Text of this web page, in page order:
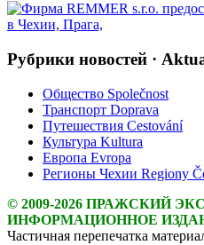
Рубрики новостей ·
Общество Společnost
Транспорт Doprava
Путешествия Cestování
Культура Kultura
Европа Evropa
Регионы Чехии Regiony
© 2009-2026 ПРАЖСКИЙ
ИНФОРМАЦИОННОЕ
Частичная перепечатка